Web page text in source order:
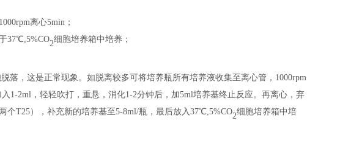
离心5min；
37℃,5%CO2细胞培养箱中培养；
落，这是正常现象。如脱离较多可将培养瓶所有培养液收集至离心管， 1000rpm
入1-2ml，轻轻吹打，重悬，消化1-2分钟后，加5ml培养基终止反应。再离心，弃
个T25），补充新的培养基至5-8ml/瓶，最后放入37℃,5%CO2细胞培养箱中培